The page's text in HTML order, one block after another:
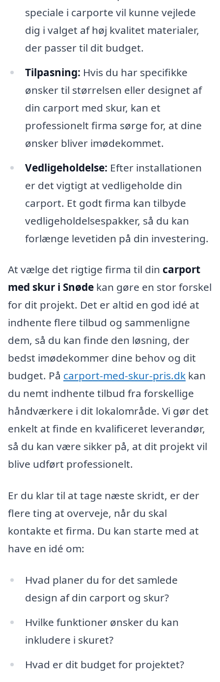
speciale i carporte vil kunne vejlede
dig i valget af høj kvalitet materialer,
der passer til dit budget.
Tilpasning: Hvis du har specifikke
ønsker til størrelsen eller designet af
din carport med skur, kan et
professionelt firma sørge for, at dine
ønsker bliver imødekommet.
Vedligeholdelse: Efter installationen
er det vigtigt at vedligeholde din
carport. Et godt firma kan tilbyde
vedligeholdelsespakker, så du kan
forlænge levetiden på din investering.
At vælge det rigtige firma til din carport
med skur i Snøde kan gøre en stor forskel
for dit projekt. Det er altid en god idé at
indhente flere tilbud og sammenligne
dem, så du kan finde den løsning, der
bedst imødekommer dine behov og dit
budget. På carport-med-skur-pris.dk kan
du nemt indhente tilbud fra forskellige
håndværkere i dit lokalområde. Vi gør det
enkelt at finde en kvalificeret leverandør,
så du kan være sikker på, at dit projekt vil
blive udført professionelt.
Er du klar til at tage næste skridt, er der
flere ting at overveje, når du skal
kontakte et firma. Du kan starte med at
have en idé om:
Hvad planer du for det samlede
design af din carport og skur?
Hvilke funktioner ønsker du kan
inkludere i skuret?
Hvad er dit budget for projektet?